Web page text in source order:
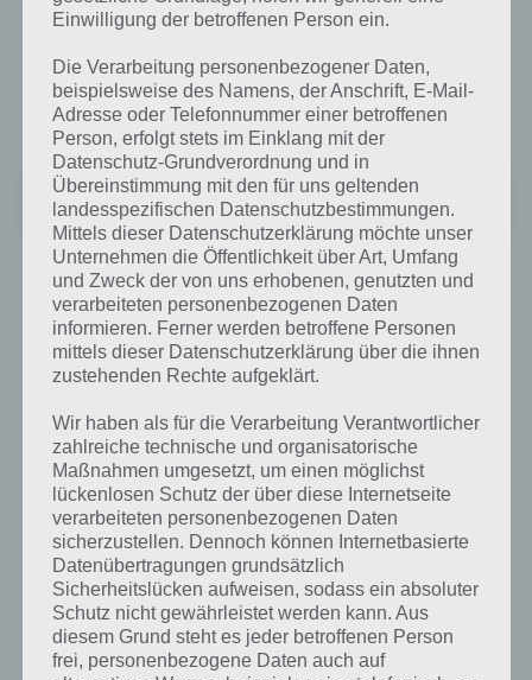
Wir können Quell Reflect jedem empfehlen. Und da er grade
kostenlos im Amazon App Shop ist, sollte sich die App jeder
kostenlos runterladen, aber nur heute, den 6.9.2012, ist die App
kostenlos.
Unbekannte App
Preis:3,49 €
Auf WhatsApp teilen Teilen auf Facebook
Tweet auf Twitter
Mehr Artikel hier auf Touchportal
Einwilligung der betroffenen Person ein.
Die Verarbeitung personenbezogener Daten,
beispielsweise des Namens, der Anschrift, E-Mail-
Adresse oder Telefonnummer einer betroffenen
Person, erfolgt stets im Einklang mit der
Datenschutz-Grundverordnung und in
Übereinstimmung mit den für uns geltenden
landesspezifischen Datenschutzbestimmungen.
Mittels dieser Datenschutzerklärung möchte unser
Unternehmen die Öffentlichkeit über Art, Umfang
und Zweck der von uns erhobenen, genutzten und
verarbeiteten personenbezogenen Daten
informieren. Ferner werden betroffene Personen
mittels dieser Datenschutzerklärung über die ihnen
zustehenden Rechte aufgeklärt.
Wir haben als für die Verarbeitung Verantwortlicher
zahlreiche technische und organisatorische
Maßnahmen umgesetzt, um einen möglichst
lückenlosen Schutz der über diese Internetseite
verarbeiteten personenbezogenen Daten
sicherzustellen. Dennoch können Internetbasierte
Datenübertragungen grundsätzlich
Sicherheitslücken aufweisen, sodass ein absoluter
Schutz nicht gewährleistet werden kann. Aus
diesem Grund steht es jeder betroffenen Person
frei, personenbezogene Daten auch auf